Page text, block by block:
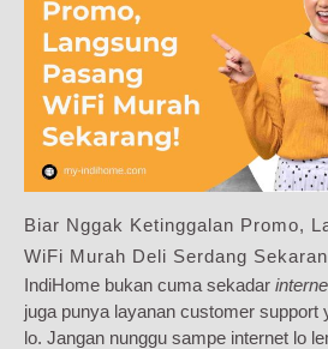
Biar Nggak Ketinggalan Promo,
WiFi Murah Deli Serdang
IndiHome bukan cuma sekadar
juga punya layanan customer support
lo. Jangan nunggu sampe internet lo